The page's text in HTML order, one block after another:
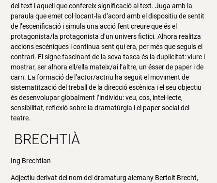
del text i aquell que confereix significació al text. Juga amb la
paraula que emet col·locant-la d’acord amb el dispositiu de sentit
de l’escenificació i simula una acció fent creure que és el
protagonista/la protagonista d’un univers fictici. Alhora realitza
accions escèniques i continua sent qui era, per més que seguís el
contrari. El signe fascinant de la seva tasca és la duplicitat: viure i
mostrar, ser alhora ell/ella mateix/ai l’altre, un ésser de paper i de
carn. La formació de l’actor/actriu ha seguit el moviment de
sistematització del treball de la direcció escènica i el seu objectiu
és desenvolupar globalment l’individu: veu, cos, intel·lecte,
sensibilitat, reflexió sobre la dramatúrgia i el paper social del
teatre.
BRECHTIÀ
Ing Brechtian
Adjectiu derivat del nom del dramaturg alemany Bertolt Brecht,